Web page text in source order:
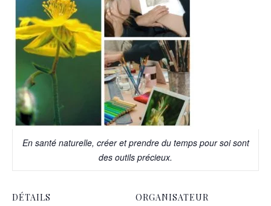
En santé naturelle, créer et prendre du temps pour soi sont
des outils précieux.
DÉTAILS ORGANISATEUR